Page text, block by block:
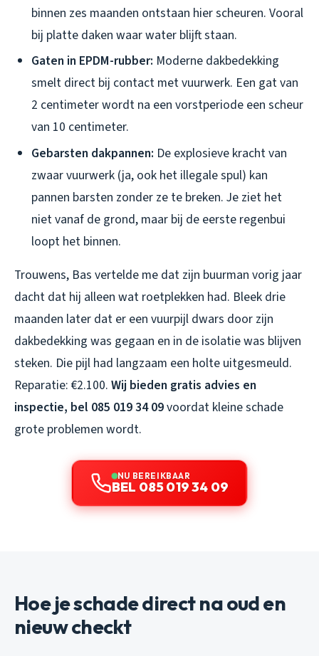
binnen zes maanden ontstaan hier scheuren. Vooral
bij platte daken waar water blijft staan.
Gaten in EPDM-rubber: Moderne dakbedekking
smelt direct bij contact met vuurwerk. Een gat van
2 centimeter wordt na een vorstperiode een scheur
van 10 centimeter.
Gebarsten dakpannen: De explosieve kracht van
zwaar vuurwerk (ja, ook het illegale spul) kan
pannen barsten zonder ze te breken. Je ziet het
niet vanaf de grond, maar bij de eerste regenbui
loopt het binnen.
Trouwens, Bas vertelde me dat zijn buurman vorig jaar
dacht dat hij alleen wat roetplekken had. Bleek drie
maanden later dat er een vuurpijl dwars door zijn
dakbedekking was gegaan en in de isolatie was blijven
steken. Die pijl had langzaam een holte uitgesmeuld.
Reparatie: €2.100. Wij bieden gratis advies en
inspectie, bel 085 019 34 09voordat kleine schade
grote problemen wordt.
NU BEREIKBAAR
BEL 085 019 34 09
Hoe je schade direct na oud en
nieuw checkt